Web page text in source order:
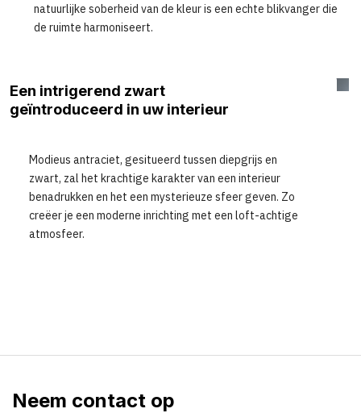
natuurlijke soberheid van de kleur is een echte blikvanger die
de ruimte harmoniseert.
Een intrigerend zwart
geïntroduceerd in uw interieur
Modieus antraciet, gesitueerd tussen diepgrijs en
zwart, zal het krachtige karakter van een interieur
benadrukken en het een mysterieuze sfeer geven. Zo
creëer je een moderne inrichting met een loft-achtige
atmosfeer.
Neem contact op